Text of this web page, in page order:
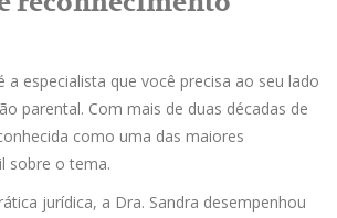
a especialista que você precisa ao seu lado
parental. Com mais de duas décadas de
como uma das maiores
sobre o tema.
jurídica, a Dra. Sandra desempenhou